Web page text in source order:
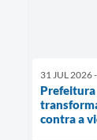
31 JUL 2026
Prefeitura
contra a